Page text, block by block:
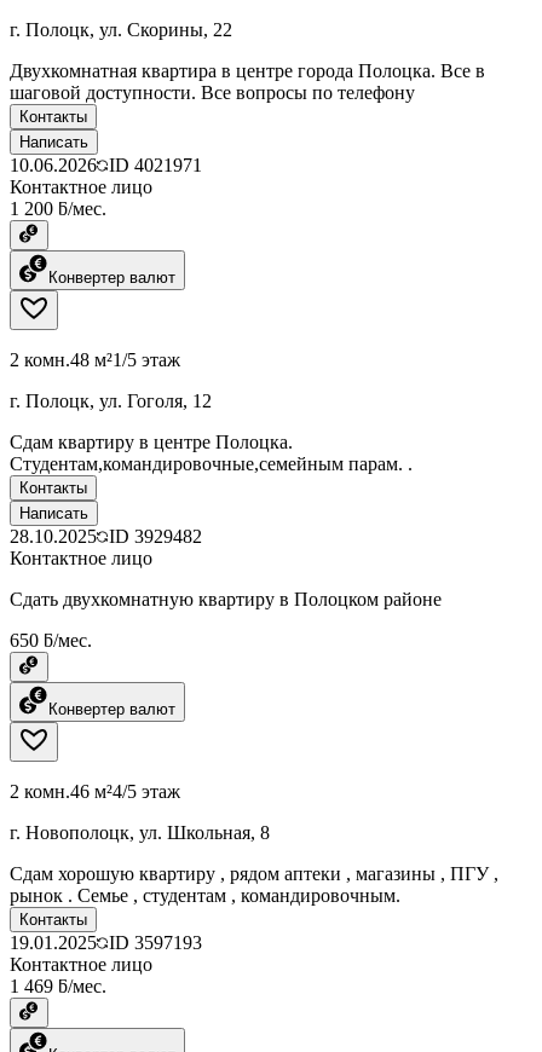
г. Полоцк, ул. Скорины, 22
Двухкомнатная квартира в центре города Полоцка. Все в
шаговой доступности. Все вопросы по телефону
Контакты
Написать
10.06.2026 ID 4021971
Контактное лицо
1 200 ƃ/мес.
Конвертер валют
2 комн.48 м²1/5 этаж
г. Полоцк, ул. Гоголя, 12
Сдам квартиру в центре Полоцка.
Студентам,командировочные,семейным парам. .
Контакты
Написать
28.10.2025 ID 3929482
Контактное лицо
Сдать двухкомнатную квартиру в Полоцком районе
650 ƃ/мес.
Конвертер валют
2 комн.46 м²4/5 этаж
г. Новополоцк, ул. Школьная, 8
Сдам хорошую квартиру , рядом аптеки , магазины , ПГУ ,
рынок . Семье , студентам , командировочным.
Контакты
19.01.2025 ID 3597193
Контактное лицо
1 469 ƃ/мес.